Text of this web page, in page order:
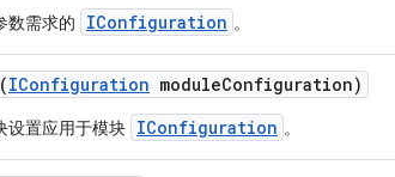
数需求的 IConfiguration 。
(IConfiguration moduleConfiguration)
设置应用于模块 IConfiguration 。